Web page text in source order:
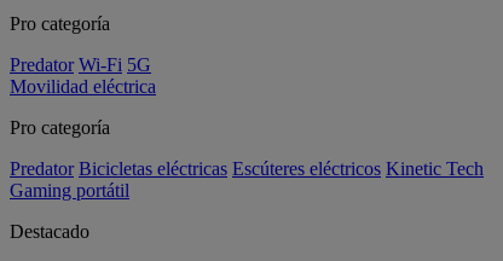
Pro categoría
Predator Wi-Fi 5G
Movilidad eléctrica
Pro categoría
Predator Bicicletas eléctricas Escúteres eléctricos Kinetic Tech
Gaming portátil
Destacado